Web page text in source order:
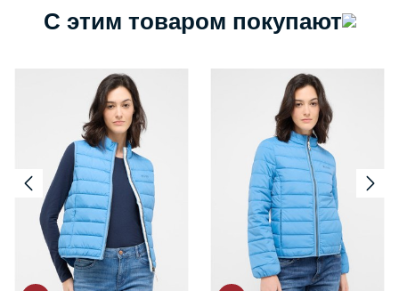
С этим товаром покупают